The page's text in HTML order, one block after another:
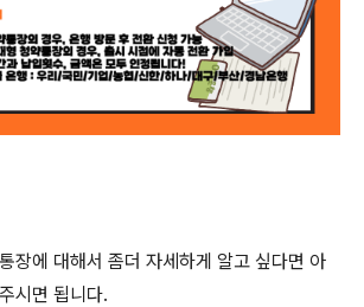
장에 대해서 좀더 자세하게 알고 싶다면 아
시면 됩니다.